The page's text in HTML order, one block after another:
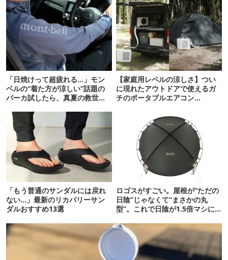
「日焼けって超疲れる…」モン
ベルの“着た方が涼しい”話題の
パーカ試したら、真夏の救世主
【家庭用レベルの涼しさ】つい
に現れたアウトドアで使えるガ
チのポータブルエアコン
「もう普通のサンダルには戻れ
ない…」最新のリカバリーサン
ダルおすすめ13選
ロゴスがすごい。屋根が“ただの
日陰”じゃなくて“まさかの丸
型”。これで日陰が1.5倍マシに